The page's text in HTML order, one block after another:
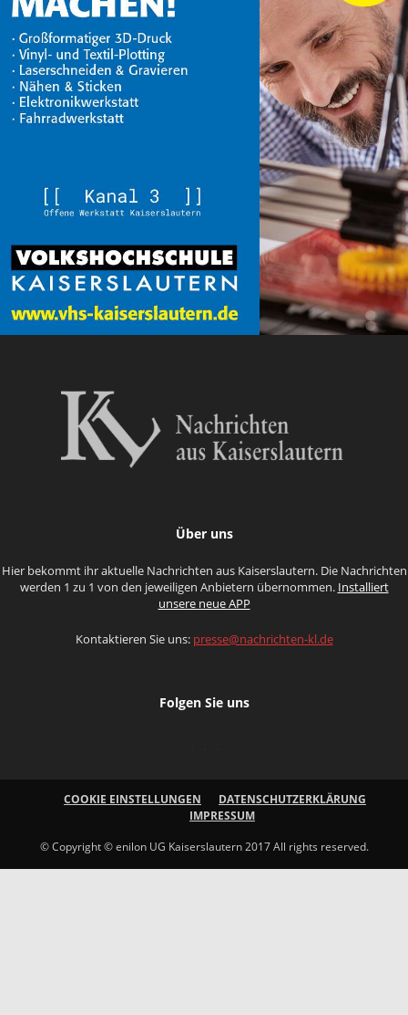
Über uns
Hier bekommt ihr aktuelle Nachrichten aus Kaiserslautern. Die Nachrichten
werden 1 zu 1 von den jeweiligen Anbietern übernommen. Installiert
unsere neue APP
Kontaktieren Sie uns: presse@nachrichten-kl.de
Folgen Sie uns
COOKIE EINSTELLUNGEN
DATENSCHUTZERKLÄRUNG
IMPRESSUM
© Copyright © enilon UG Kaiserslautern 2017 All rights reserved.